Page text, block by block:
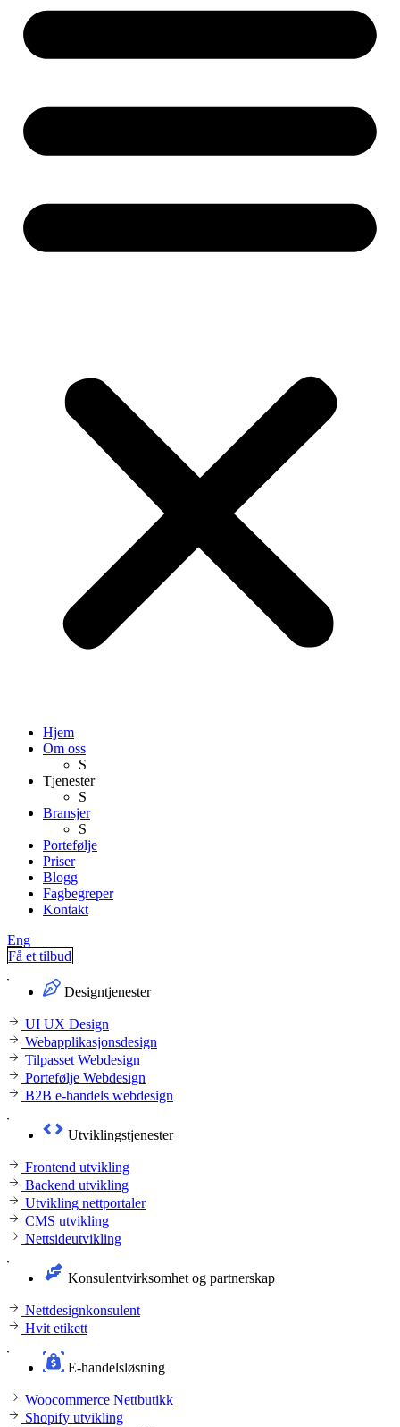
Hjem
Om oss
S
Tjenester
S
Bransjer
S
Portefølje
Priser
Blogg
Fagbegreper
Kontakt
Eng
Få et tilbud
Designtjenester
UI UX Design
Webapplikasjonsdesign
Tilpasset Webdesign
Portefølje Webdesign
B2B e-handels webdesign
Utviklingstjenester
Frontend utvikling
Backend utvikling
Utvikling nettportaler
CMS utvikling
Nettsideutvikling
Konsulentvirksomhet og partnerskap
Nettdesignkonsulent
Hvit etikett
E-handelsløsning
Woocommerce Nettbutikk
Shopify utvikling